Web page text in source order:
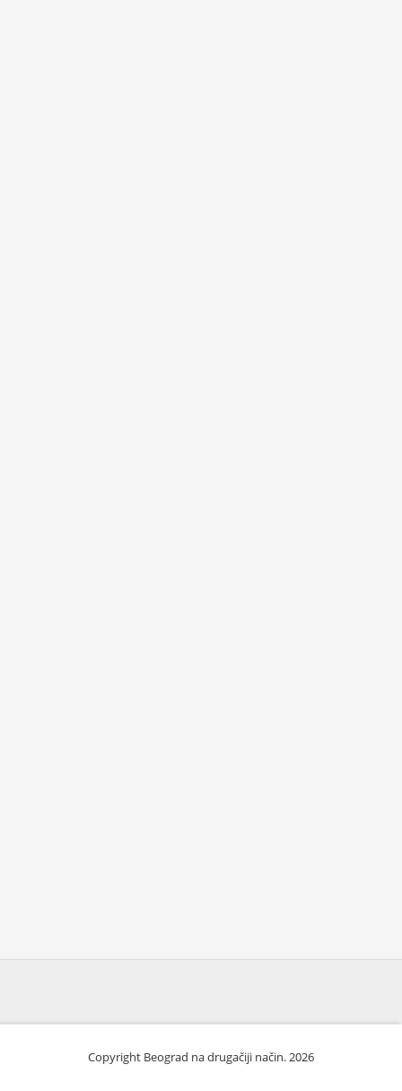
Copyright Beograd na drugačiji način. 2026